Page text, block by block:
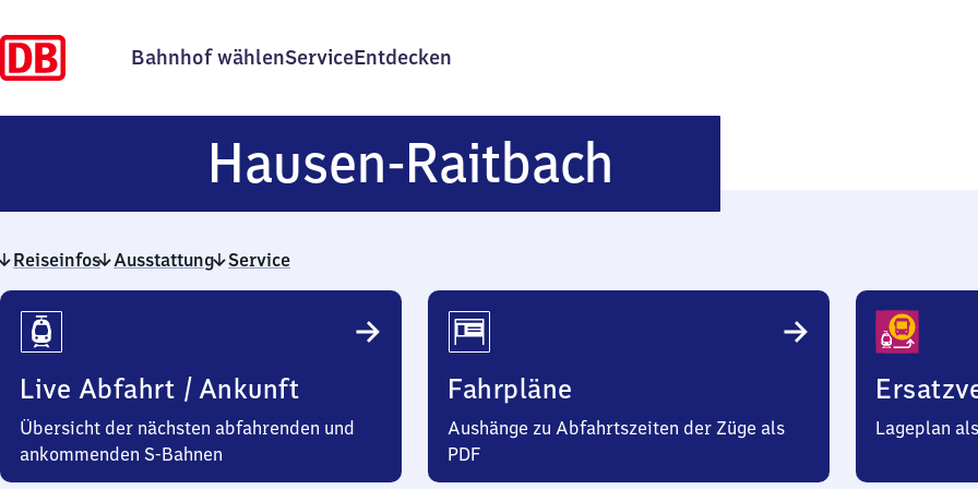
Bahnhof wählenServiceEntdecken
Hausen-Raitbach
Raitbach
Reiseinfos Ausstattung Service
Reiseinfos
Live Abfahrt / Ankunft
Übersicht der nächsten abfahrenden und
ankommenden S-Bahnen
Fahrpläne
Aushänge zu Abfahrtszeiten der Züge als
PDF
Lageplan